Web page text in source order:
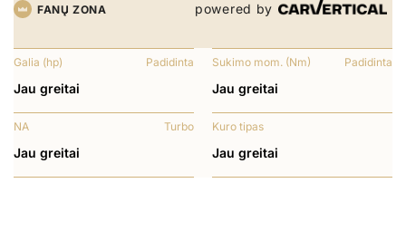
FANŲ ZONA powered by
Galia (hp) Padidinta
Jau greitai
Sukimo mom. (Nm) Padidinta
Jau greitai
NA Turbo
Jau greitai
Kuro tipas
Jau greitai